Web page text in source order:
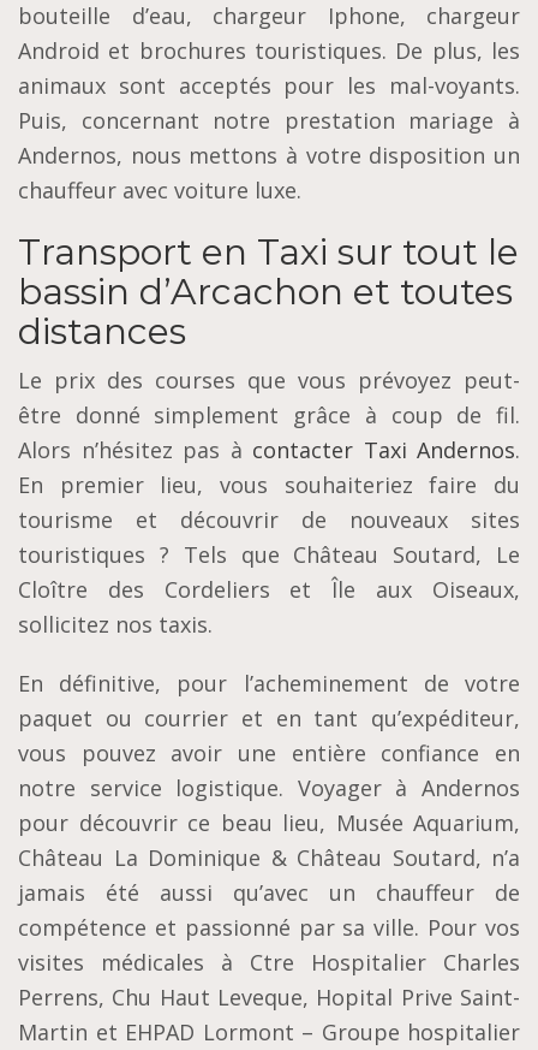
bouteille d’eau, chargeur Iphone, chargeur
Android et brochures touristiques. De plus, les
animaux sont acceptés pour les mal-voyants.
Puis, concernant notre prestation mariage à
Andernos, nous mettons à votre disposition un
chauffeur avec voiture luxe.
Transport en Taxi sur tout le
bassin d’Arcachon et toutes
distances
Le prix des courses que vous prévoyez peut-
être donné simplement grâce à coup de fil.
Alors n’hésitez pas à contacter Taxi Andernos.
En premier lieu, vous souhaiteriez faire du
tourisme et découvrir de nouveaux sites
touristiques ? Tels que Château Soutard, Le
Cloître des Cordeliers et Île aux Oiseaux,
sollicitez nos taxis.
En définitive, pour l’acheminement de votre
paquet ou courrier et en tant qu’expéditeur,
vous pouvez avoir une entière confiance en
notre service logistique. Voyager à Andernos
pour découvrir ce beau lieu, Musée Aquarium,
Château La Dominique & Château Soutard, n’a
jamais été aussi qu’avec un chauffeur de
compétence et passionné par sa ville. Pour vos
visites médicales à Ctre Hospitalier Charles
Perrens, Chu Haut Leveque, Hopital Prive Saint-
Martin et EHPAD Lormont – Groupe hospitalier